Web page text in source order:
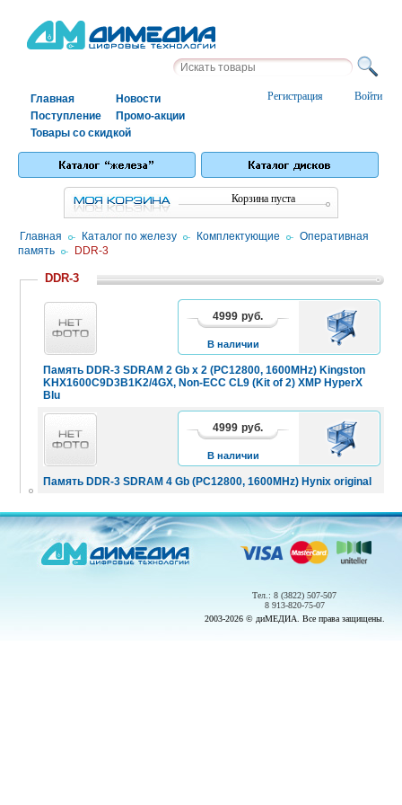
Войти
Регистрация
Главная
Новости
Поступление
Промо-акции
Товары со скидкой
Корзина пуста
Главная / Каталог по железу / Комплектующие /
Оперативная
память / DDR-3
DDR-3
Память DDR-3 SDRAM 2 Gb x 2 (PC12800, 1600MHz) Kingston
KHX1600C9D3B1K2/4GX, Non-ECC CL9 (Kit of 2) XMP HyperX
Blu
4999 руб.
В наличии
В
КОРЗИНУ
Память DDR-3 SDRAM 4 Gb (PC12800, 1600MHz) Hynix original
4999 руб.
В наличии
В
КОРЗИНУ
Тел.: 8 (3822) 507-507
8 913-820-75-07
2003-2026 © диМЕДИА. Все права защищены.